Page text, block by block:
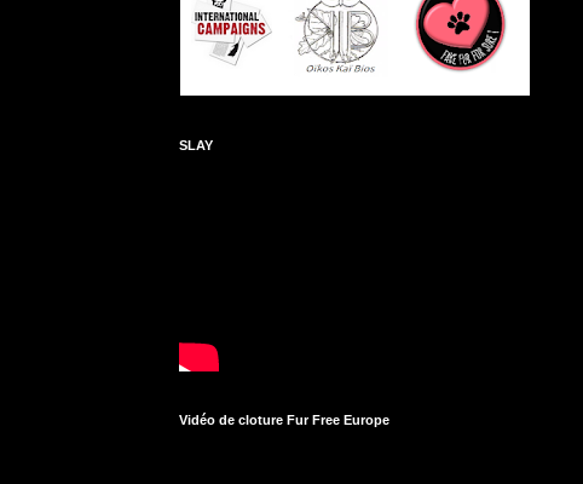
SLAY
Vidéo de cloture Fur Free Europe